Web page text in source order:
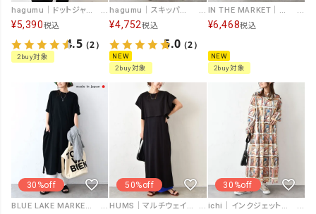
¥5,390税込
4.5（2）
2buy対象
hagumu｜スキッパーワンピース [[C-783]][C]
¥4,752税込
5.0（2）
NEW
2buy対象
¥6,468税込
NEW
2buy対象
30%off
BLUE LAKE MARKET｜両サイドスリットあきワンピース [[SA-37126]][C]
50%off
HUMS｜マルチウェイワンピース [[SAT-0049]][C]
30%off
ichi｜インクジェットプリント2WAYワンピース [[250402]][C]